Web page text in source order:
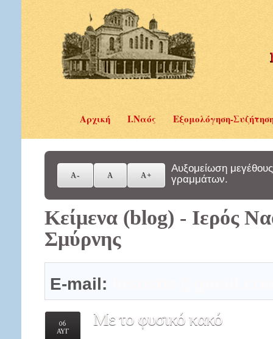
Αρχική Ι.Ναός Εξομολόγηση-
Αυξομείωση μεγέθους
γραμμάτων.
Κείμενα (blog) - Ιερός
Σμύρνης
E-mail:
06
ΑΥΓ
Μετο φυσικό κακό